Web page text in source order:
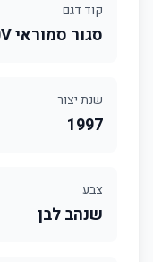
קוד דגם
סגור סמוראי SJ 80V
שנת יצור
1997
צבע
שנהב לבן